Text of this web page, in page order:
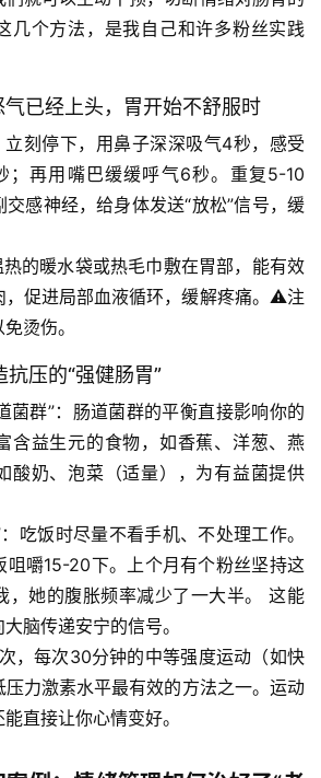
几个方法，是我自己和许多粉丝实践
气已经上头，胃开始不舒服时
立刻停下，用鼻子深深吸气4秒，感受
；再用嘴巴缓缓呼气6秒。重复5-10
感神经，给身体发送“放松”信号，缓
热的暖水袋或热毛巾敷在胃部，能有效
，促进局部血液循环，缓解疼痛。⚠️注
烫伤。
压的“强健肠胃”
菌群”： 肠道菌群的平衡直接影响你的
含益生元的食物，如香蕉、洋葱、燕
酸奶、泡菜（适量），为有益菌提供
：吃饭时尽量不看手机、不处理工作。
嚼15-20下。 上个月有个粉丝坚持这
她的腹胀频率减少了一大半。
这能
脑传递安宁的信号。
，每次30分钟的中等强度运动（如快
力激素水平最有效的方法之一。运动
直接让你心情变好。